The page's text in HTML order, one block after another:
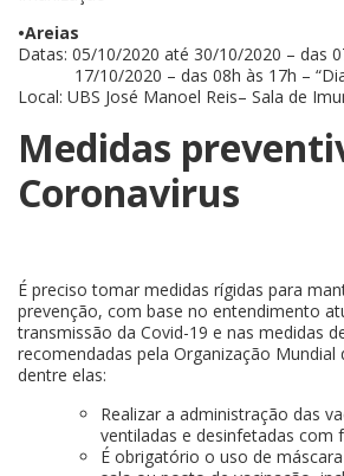
•Areias
Datas: 05/10/2020 até 30/10/2020 – das
17/10/2020 – das 08h às 17h – “Dia
Local: UBS José Manoel Reis– Sala de
Medidas
Coronavirus
É preciso tomar medidas rígidas para
prevenção, com base no entendimento
transmissão da Covid-19 e nas medidas
recomendadas pela Organização Mundial
dentre elas:
Realizar a administração das
ventiladas e desinfetadas com
É obrigatório o uso de